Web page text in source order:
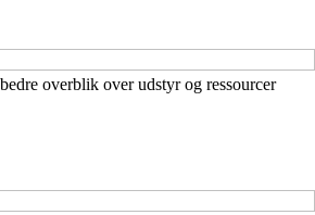
overblik over udstyr og ressourcer